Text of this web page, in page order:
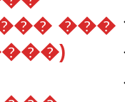
���